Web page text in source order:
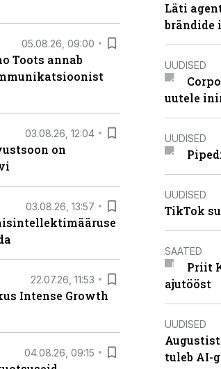
05.08.26, 09:00
Toots annab
03.08.26, 12:04
on
03.08.26, 13:57
22.07.26, 11:53
Intense Growth
04.08.26, 09:15
Läti
brändide
UUDISED
uutele
UUDISED
UUDISED
TikTok
SAATED
Priit
ajutööst
UUDISED
tuleb AI-